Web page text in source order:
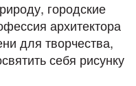
городские
архитектора
для творчества,
себя рисунку